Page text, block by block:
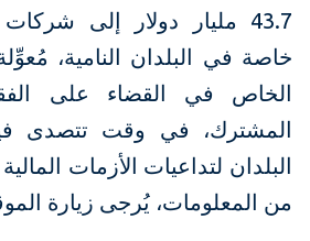
43.7 مليار دولار إلى
خاصة في البلدان النامية،
الخاص في القضاء على
المشترك، في وقت تتصدى
البلدان لتداعيات الأزمات
من المعلومات، يُرجى زيارة